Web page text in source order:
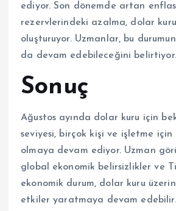
ediyor. Son dönemde artan
rezervlerindeki azalma, dolar
oluşturuyor. Uzmanlar, bu
da devam edebileceğini belirtiyor.
Sonuç
Ağustos ayında dolar kuru için
seviyesi, birçok kişi ve işletme için
olmaya devam ediyor. Uzman
global ekonomik belirsizlikler ve
ekonomik durum, dolar kuru
etkiler yaratmaya devam